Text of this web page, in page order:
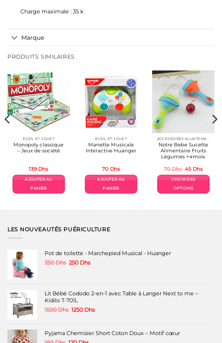
Charge maximale : 35 k
Marque
PRODUITS SIMILAIRES
ÉVEIL ET JOUET
Monopoly classique
– Jeux de société
139 Dhs
AJOUTER AU
PANIER
ÉVEIL ET JOUET
Manette Musicale
Interactive Huanger
70 Dhs
AJOUTER AU
PANIER
Notre Bebe Sucette
Alimentaire Fruits
Légumes +4mois
70Dhs Le
initial
était :
70 Dhs.
45 DhsLe
actuel
CHOIX DES
OPTIONS
a
du
LES NOUVEAUTÉS PUÉRICULTURE
Pot de toilette - Marchepied Musical - Huanger
350Dhs Le
250 DhsLe
Lit Bébé Cododo 2-en-1 avec Table à Langer Next to me –
Kidilo T-701L
1500Dhs Le
était :
1500 Dhs.
1250 DhsLe
est :
1250 Dhs.
Pyjama Chemisier Short Coton Doux – Motif cœur